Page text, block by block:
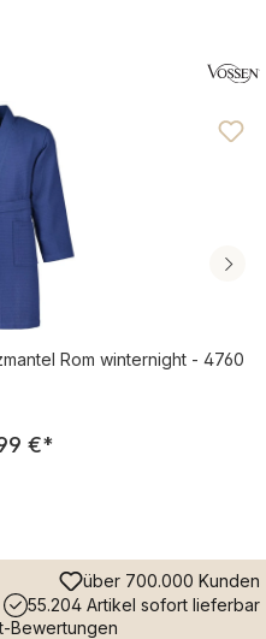
4.71 von 5 Sternen
Rom winternight - 4760
Regulärer Preis:
€*
über 700.000 Kunden
55.204 Artikel sofort lieferbar
Bewertungen